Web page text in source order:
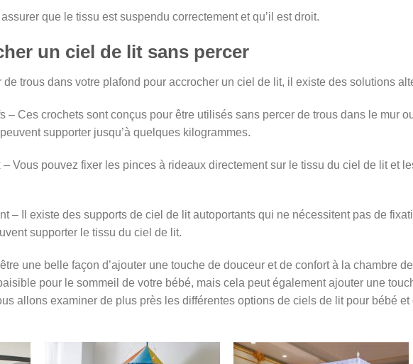
que le tissu est suspendu correctement et qu’il est droit.
un ciel de lit sans percer
trous dans votre plafond pour accrocher un ciel de lit, il existe des solutions
– Ces crochets sont conçus pour être utilisés sans percer de trous dans le mur
supporter jusqu’à quelques kilogrammes.
Vous pouvez fixer les pinces à rideaux directement sur le tissu du ciel de lit et
– Il existe des supports de ciel de lit autoportants qui ne nécessitent pas de
supporter le tissu du ciel de lit.
une belle façon d’ajouter une touche de douceur et de confort à la chambre
pour le sommeil de votre bébé, mais cela peut également ajouter une
allons examiner de plus près les différentes options de ciels de lit pour bébé